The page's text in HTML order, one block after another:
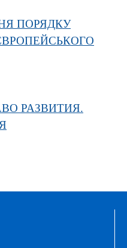
ПОРЯДКУ
РАЗВИТИЯ.